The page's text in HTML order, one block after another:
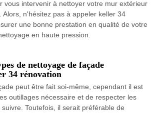
vous intervenir à nettoyer votre mur extérieur
Alors, n'hésitez pas à appeler keller 34
une bonne prestation en qualité de votre
en haute pression.
de nettoyage de façade
34 rénovation
peut être fait soi-même, cependant il est
outillages nécessaire et de respecter les
Toutefois, il serait préférable de